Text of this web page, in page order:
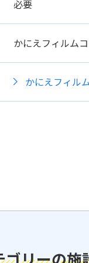
必要
かにえフィルム
かにえフィル